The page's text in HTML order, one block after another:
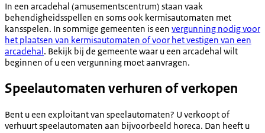
In een arcadehal (amusementscentrum) staan vaak
behendigheidsspellen en soms ook kermisautomaten met
kansspelen. In sommige gemeenten is een vergunning nodig voor
het plaatsen van kermisautomaten of voor het vestigen van een
arcadehal . Bekijk bij de gemeente waar u een arcadehal wilt
beginnen of u een vergunning moet aanvragen.
Speelautomaten verhuren of verkopen
Bent u een exploitant van speelautomaten? U verkoopt of
verhuurt speelautomaten aan bijvoorbeeld horeca. Dan heeft u